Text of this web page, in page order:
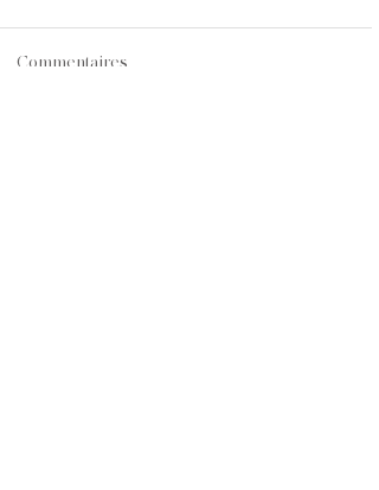
Commentaires